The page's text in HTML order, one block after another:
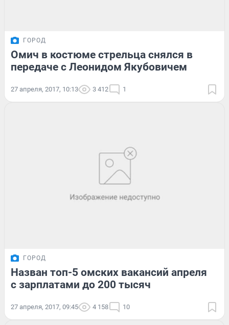
ГОРОД
Омич в костюме стрельца снялся в
передаче с Леонидом Якубовичем
27 апреля, 2017, 10:13 3 412 1
ГОРОД
Назван топ-5 омских вакансий апреля
с зарплатами до 200 тысяч
27 апреля, 2017, 09:45 4 158 10